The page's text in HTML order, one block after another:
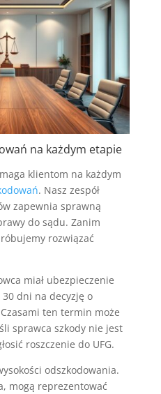
na każdym etapie
klientom na każdym
. Nasz zespół
zapewnia sprawną
do sądu. Zanim
rozwiązać
miał ubezpieczenie
dni na decyzję o
ten termin może
sprawca szkody nie jest
roszczenie do UFG.
odszkodowania.
mogą reprezentować